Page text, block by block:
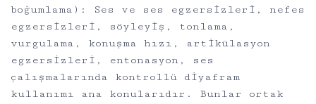
boğumlama): Ses ve ses egzersizleri, nefes
egzersizleri, söyleyiş, tonlama,
vurgulama, konuşma hızı, artikülasyon
egzersizleri, entonasyon, ses
çalışmalarında kontrollü diyafram
kullanımı ana konularıdır. Bunlar ortak